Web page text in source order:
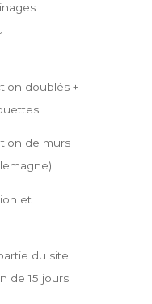
doublés +
de murs
et
du site
de 15 jours